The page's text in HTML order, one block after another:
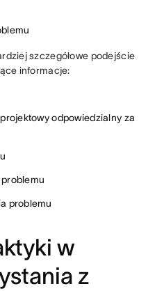
szczegółowe podejście
informacje:
projektowy odpowiedzialny za
problemu
w
z